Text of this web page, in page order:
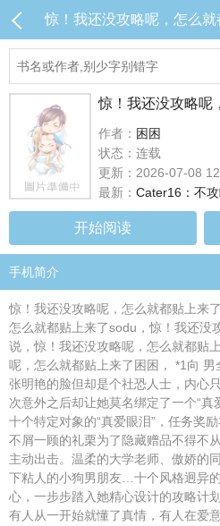
惊！我还没攻略呢
作者： 困困
状态：连载
更新：2026-07-08
最新： Cater16：不
开始阅读
手机简介
惊！我还没攻略呢，怎么就都贴上来
怎么就都贴上来了sodu，惊！我还没
说，惊！我还没攻略呢，怎么就都贴
呢，怎么就都贴上来了困困， *1向
张明艳的脸但却是个社恐人士，内心
次意外之后却让她莫名绑定了一个“
十个特定对象的“真爱眼泪”，任务奖
不屑一顾的礼栗为了隐藏赠品不得不
主动出击。温柔的大学老师、傲娇的
下粘人的小狗男朋友…十个风格迥异
心，一步步踏入她精心设计的攻略计
有人从一开始就懂了真情，有人在爱